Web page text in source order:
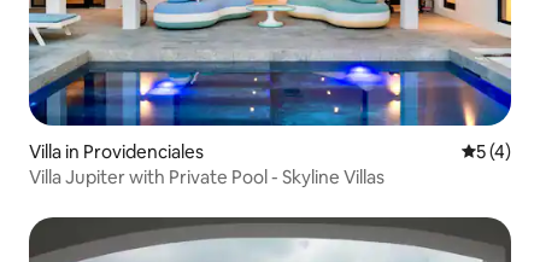
Villa in Providenciales
5 (4)
Villa Jupiter with Private Pool - Skyline Villas